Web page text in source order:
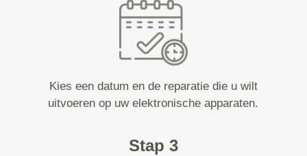
Kies een datum en de reparatie die u wilt
uitvoeren op uw elektronische apparaten.
Stap 3